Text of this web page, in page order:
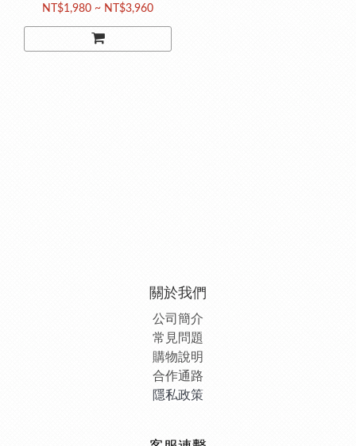
NT$1,980 ~ NT$3,960
關於我們
公司簡介
常見問題
購物說明
合作通路
隱私政策